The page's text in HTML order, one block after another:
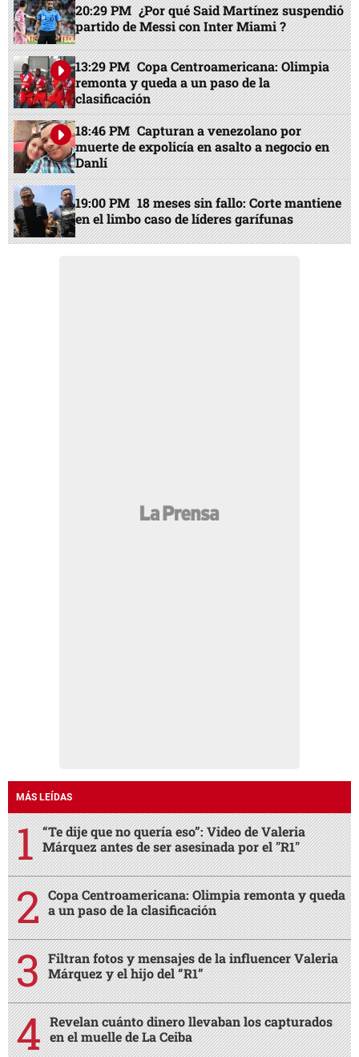
20:29 PM ¿Por qué Said Martínez suspendió
partido de Messi con Inter Miami ?
13:29 PM Copa Centroamericana: Olimpia
remonta y queda a un paso de la
clasificación
18:46 PM Capturan a venezolano por
muerte de expolicía en asalto a negocio en
Danlí
19:00 PM 18 meses sin fallo: Corte mantiene
en el limbo caso de líderes garífunas
MÁS LEÍDAS
“Te dije que no quería eso”: Video de Valeria
Márquez antes de ser asesinada por el "R1"
Copa Centroamericana: Olimpia remonta y queda
a un paso de la clasificación
Filtran fotos y mensajes de la influencer Valeria
Márquez y el hijo del “R1”
Revelan cuánto dinero llevaban los capturados
en el muelle de La Ceiba